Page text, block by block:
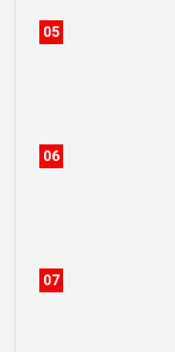
05
06
07